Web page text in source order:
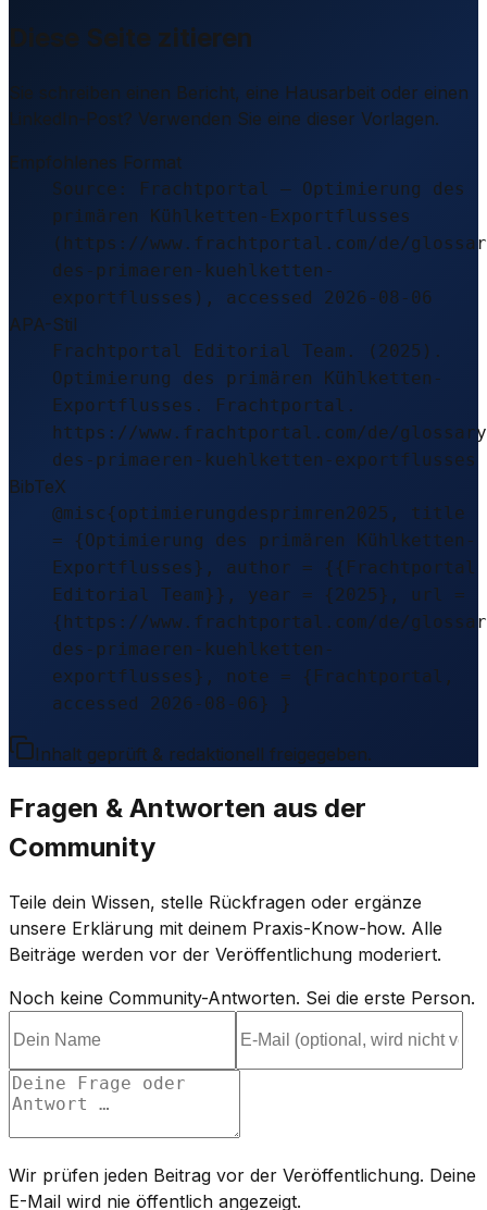
Diese Seite zitieren
Sie schreiben einen Bericht, eine Hausarbeit oder einen
LinkedIn-Post? Verwenden Sie eine dieser Vorlagen.
Empfohlenes Format
Source: Frachtportal – Optimierung des
primären Kühlketten-Exportflusses
(https://www.frachtportal.com/de/
des-primaeren-kuehlketten-
exportflusses), accessed 2026-08-06
APA-Stil
Frachtportal Editorial Team. (2025).
Optimierung des primären Kühlketten-
Exportflusses. Frachtportal.
https://www.frachtportal.com/de/
des-primaeren-kuehlketten-exportflusses
BibTeX
@misc{optimierungdesprimren2025, title
= {Optimierung des primären Kühlketten-
Exportflusses}, author = {{Frachtportal
Editorial Team}}, year = {2025}, url =
{https://www.frachtportal.com/de/
des-primaeren-kuehlketten-
exportflusses}, note = {Frachtportal,
accessed 2026-08-06} }
Inhalt geprüft & redaktionell freigegeben.
Fragen & Antworten aus der
Community
Teile dein Wissen, stelle Rückfragen oder ergänze
unsere Erklärung mit deinem Praxis-Know-how. Alle
Beiträge werden vor der Veröffentlichung moderiert.
Noch keine Community-Antworten. Sei die erste Person.
Wir prüfen jeden Beitrag vor der Veröffentlichung. Deine
E-Mail wird nie öffentlich angezeigt.